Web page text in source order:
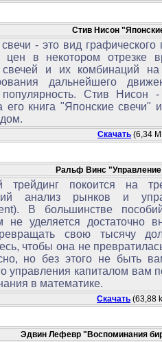
Стив Нисон
- это вид
цен в некотором отрезке
свечей и их комбинаций
дальнейшего
Стив Нисон
его книга "Японские
Скачать (6,34
Ральф Винс
трейдинг покоится на
анализ рынков и
В большинстве
не уделяется
свою тысячу
чтобы она не
но без этого не быть
управления капиталом вам
в математике.
Скачать (63,88
Эдвин Лефевр "Воспоминания